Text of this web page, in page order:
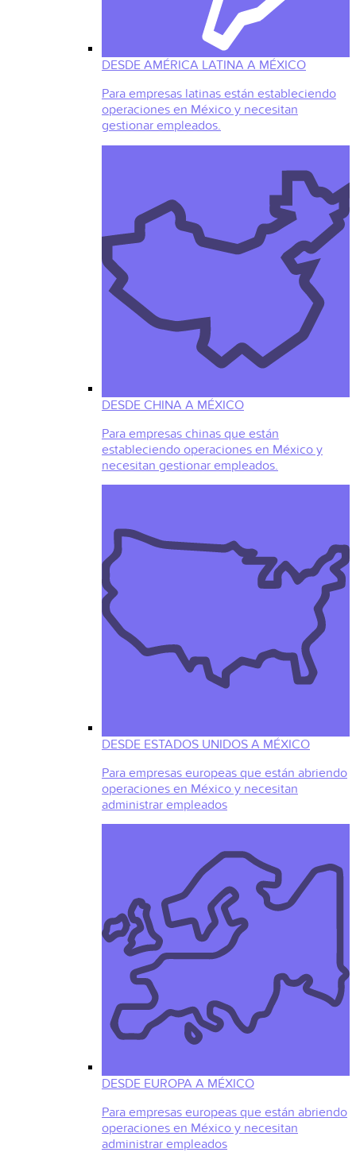
DESDE AMÉRICA LATINA A MÉXICO
Para empresas latinas están estableciendo
operaciones en México y necesitan
gestionar empleados.
DESDE CHINA A MÉXICO
Para empresas chinas que están
estableciendo operaciones en México y
necesitan gestionar empleados.
DESDE ESTADOS UNIDOS A MÉXICO
Para empresas europeas que están abriendo
operaciones en México y necesitan
administrar empleados
DESDE EUROPA A MÉXICO
Para empresas europeas que están abriendo
operaciones en México y necesitan
administrar empleados